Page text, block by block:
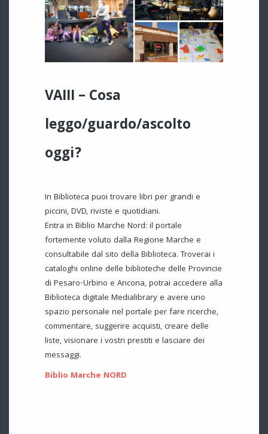
VAIII – Cosa
leggo/guardo/ascolto
oggi?
In Biblioteca puoi trovare libri per grandi e
piccini, DVD, riviste e quotidiani.
Entra in Biblio Marche Nord: il portale
fortemente voluto dalla Regione Marche e
consultabile dal sito della Biblioteca. Troverai i
cataloghi online delle biblioteche delle Provincie
di Pesaro-Urbino e Ancona, potrai accedere alla
Biblioteca digitale Medialibrary e avere uno
spazio personale nel portale per fare ricerche,
commentare, suggerire acquisti, creare delle
liste, visionare i vostri prestiti e lasciare dei
messaggi.
Biblio Marche NORD